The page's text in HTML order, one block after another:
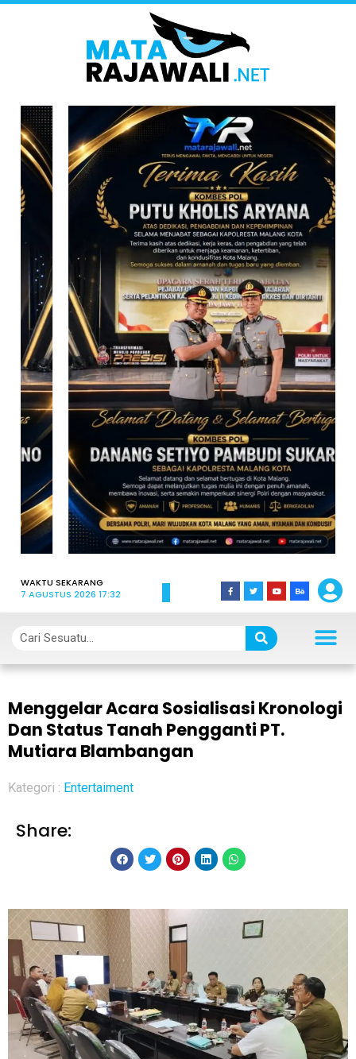
WAKTU SEKARANG
7 AGUSTUS 2026 17:32
Menggelar Acara Sosialisasi Kronologi
Dan Status Tanah Pengganti PT.
Mutiara Blambangan
Kategori : Entertaiment
Share: